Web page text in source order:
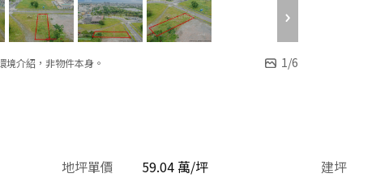
境介紹，非物件本身。 1/6
建坪
地坪單價
59.04 萬/坪